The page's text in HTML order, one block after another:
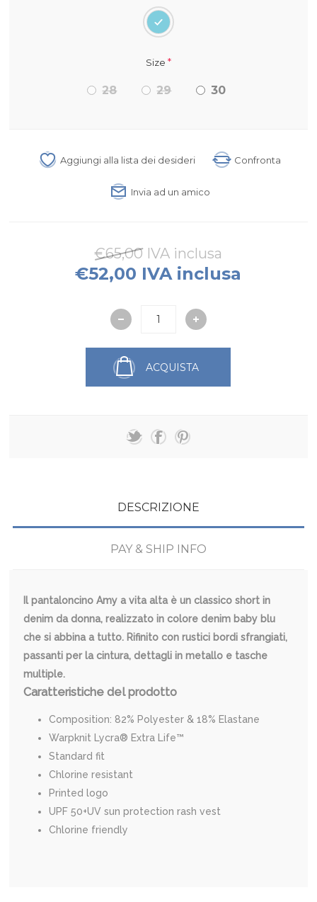
Size *
28 29 30
Aggiungi alla lista dei desideri Confronta
Invia ad un amico
€65,00 IVA inclusa
€52,00 IVA inclusa
ACQUISTA
DESCRIZIONE
PAY & SHIP INFO
Il pantaloncino Amy a vita alta è un classico short in
denim da donna, realizzato in colore denim baby blu
che si abbina a tutto. Rifinito con rustici bordi sfrangiati,
passanti per la cintura, dettagli in metallo e tasche
multiple.
Caratteristiche del prodotto
Composition: 82% Polyester & 18% Elastane
Warpknit Lycra® Extra Life™
Standard fit
Chlorine resistant
Printed logo
UPF 50+UV sun protection rash vest
Chlorine friendly